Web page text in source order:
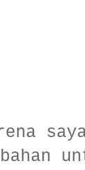
bahan